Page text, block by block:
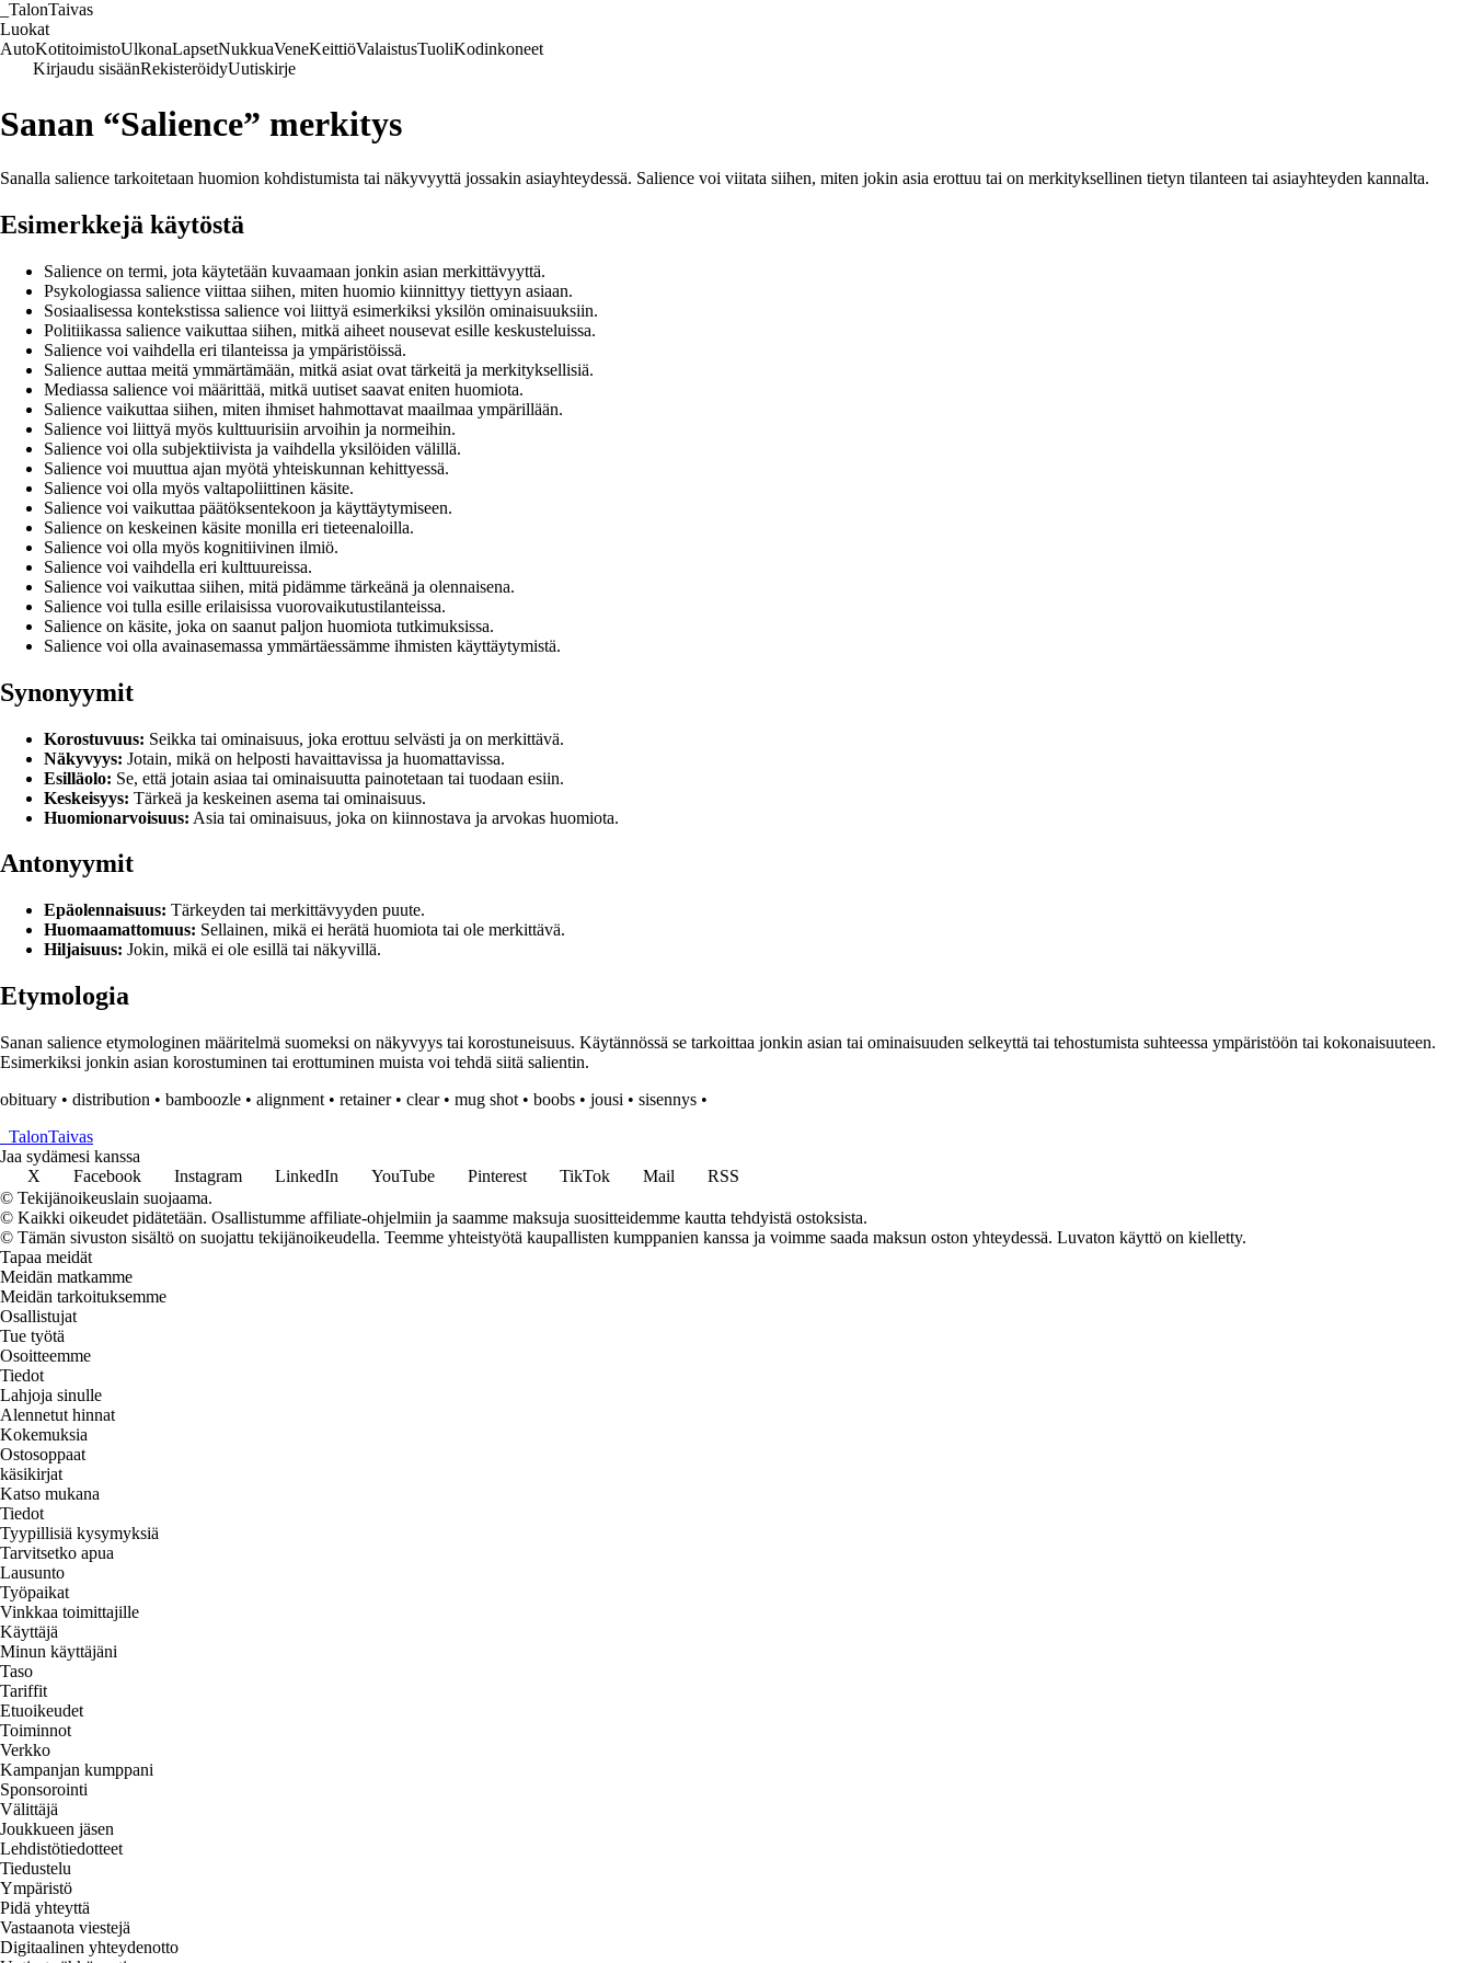
TalonTaivas
Luokat
AutoKotitoimistoUlkonaLapsetNukkuaVeneKeittiöValaistusTuoliKodinkoneet
Kirjaudu sisäänRekisteröidyUutiskirje
Sanan “Salience” merkitys
Sanalla salience tarkoitetaan huomion kohdistumista tai näkyvyyttä jossakin asiayhteydessä. Salience voi viitata siihen, miten jokin asia erottuu tai on merkityksellinen tietyn tilanteen tai asiayhteyden kannalta.
Esimerkkejä käytöstä
Salience on termi, jota käytetään kuvaamaan jonkin asian merkittävyyttä.
Psykologiassa salience viittaa siihen, miten huomio kiinnittyy tiettyyn asiaan.
Sosiaalisessa kontekstissa salience voi liittyä esimerkiksi yksilön ominaisuuksiin.
Politiikassa salience vaikuttaa siihen, mitkä aiheet nousevat esille keskusteluissa.
Salience voi vaihdella eri tilanteissa ja ympäristöissä.
Salience auttaa meitä ymmärtämään, mitkä asiat ovat tärkeitä ja merkityksellisiä.
Mediassa salience voi määrittää, mitkä uutiset saavat eniten huomiota.
Salience vaikuttaa siihen, miten ihmiset hahmottavat maailmaa ympärillään.
Salience voi liittyä myös kulttuurisiin arvoihin ja normeihin.
Salience voi olla subjektiivista ja vaihdella yksilöiden välillä.
Salience voi muuttua ajan myötä yhteiskunnan kehittyessä.
Salience voi olla myös valtapoliittinen käsite.
Salience voi vaikuttaa päätöksentekoon ja käyttäytymiseen.
Salience on keskeinen käsite monilla eri tieteenaloilla.
Salience voi olla myös kognitiivinen ilmiö.
Salience voi vaihdella eri kulttuureissa.
Salience voi vaikuttaa siihen, mitä pidämme tärkeänä ja olennaisena.
Salience voi tulla esille erilaisissa vuorovaikutustilanteissa.
Salience on käsite, joka on saanut paljon huomiota tutkimuksissa.
Salience voi olla avainasemassa ymmärtäessämme ihmisten käyttäytymistä.
Synonyymit
Korostuvuus: Seikka tai ominaisuus, joka erottuu selvästi ja on merkittävä.
Näkyvyys: Jotain, mikä on helposti havaittavissa ja huomattavissa.
Esilläolo: Se, että jotain asiaa tai ominaisuutta painotetaan tai tuodaan esiin.
Keskeisyys: Tärkeä ja keskeinen asema tai ominaisuus.
Huomionarvoisuus: Asia tai ominaisuus, joka on kiinnostava ja arvokas huomiota.
Antonyymit
Epäolennaisuus: Tärkeyden tai merkittävyyden puute.
Huomaamattomuus: Sellainen, mikä ei herätä huomiota tai ole merkittävä.
Hiljaisuus: Jokin, mikä ei ole esillä tai näkyvillä.
Etymologia
Sanan salience etymologinen määritelmä suomeksi on näkyvyys tai korostuneisuus. Käytännössä se tarkoittaa jonkin asian tai ominaisuuden selkeyttä tai tehostumista suhteessa ympäristöön tai kokonaisuuteen.
Esimerkiksi jonkin asian korostuminen tai erottuminen muista voi tehdä siitä salientin.
obituary • distribution • bamboozle • alignment • retainer• clear• mug shot • boobs • jousi • sisennys •
TalonTaivas
Jaa sydämesi kanssa
X
Facebook Instagram LinkedIn YouTube Pinterest TikTok Mail
RSS
© Tekijänoikeuslain suojaama.
© Kaikki oikeudet pidätetään. Osallistumme affiliate-ohjelmiin ja saamme maksuja suositteidemme kautta tehdyistä ostoksista.
© Tämän sivuston sisältö on suojattu tekijänoikeudella. Teemme yhteistyötä kaupallisten kumppanien kanssa ja voimme saada maksun oston yhteydessä. Luvaton käyttö on kielletty.
Tapaa meidät
Meidän matkamme
Meidän tarkoituksemme
Osallistujat
Tue työtä
Osoitteemme
Tiedot
Lahjoja sinulle
Alennetut hinnat
Kokemuksia
Ostosoppaat
käsikirjat
Katso mukana
Tiedot
Tyypillisiä kysymyksiä
Tarvitsetko apua
Lausunto
Työpaikat
Vinkkaa toimittajille
Käyttäjä
Minun käyttäjäni
Taso
Tariffit
Etuoikeudet
Toiminnot
Verkko
Kampanjan kumppani
Sponsorointi
Välittäjä
Joukkueen jäsen
Lehdistötiedotteet
Tiedustelu
Ympäristö
Pidä yhteyttä
Vastaanota viestejä
Digitaalinen yhteydenotto